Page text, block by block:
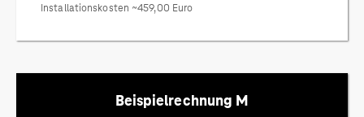
Installationskosten ~459,00 Euro
Beispielrechnung M